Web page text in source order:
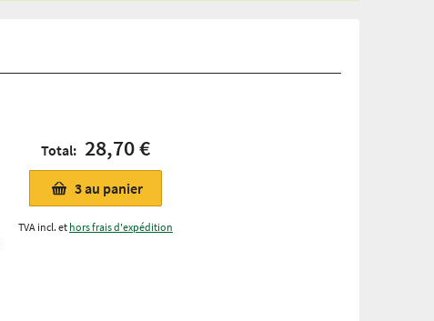
Total: 28,70 €
3au panier
TVA incl. et hors frais d'expédition